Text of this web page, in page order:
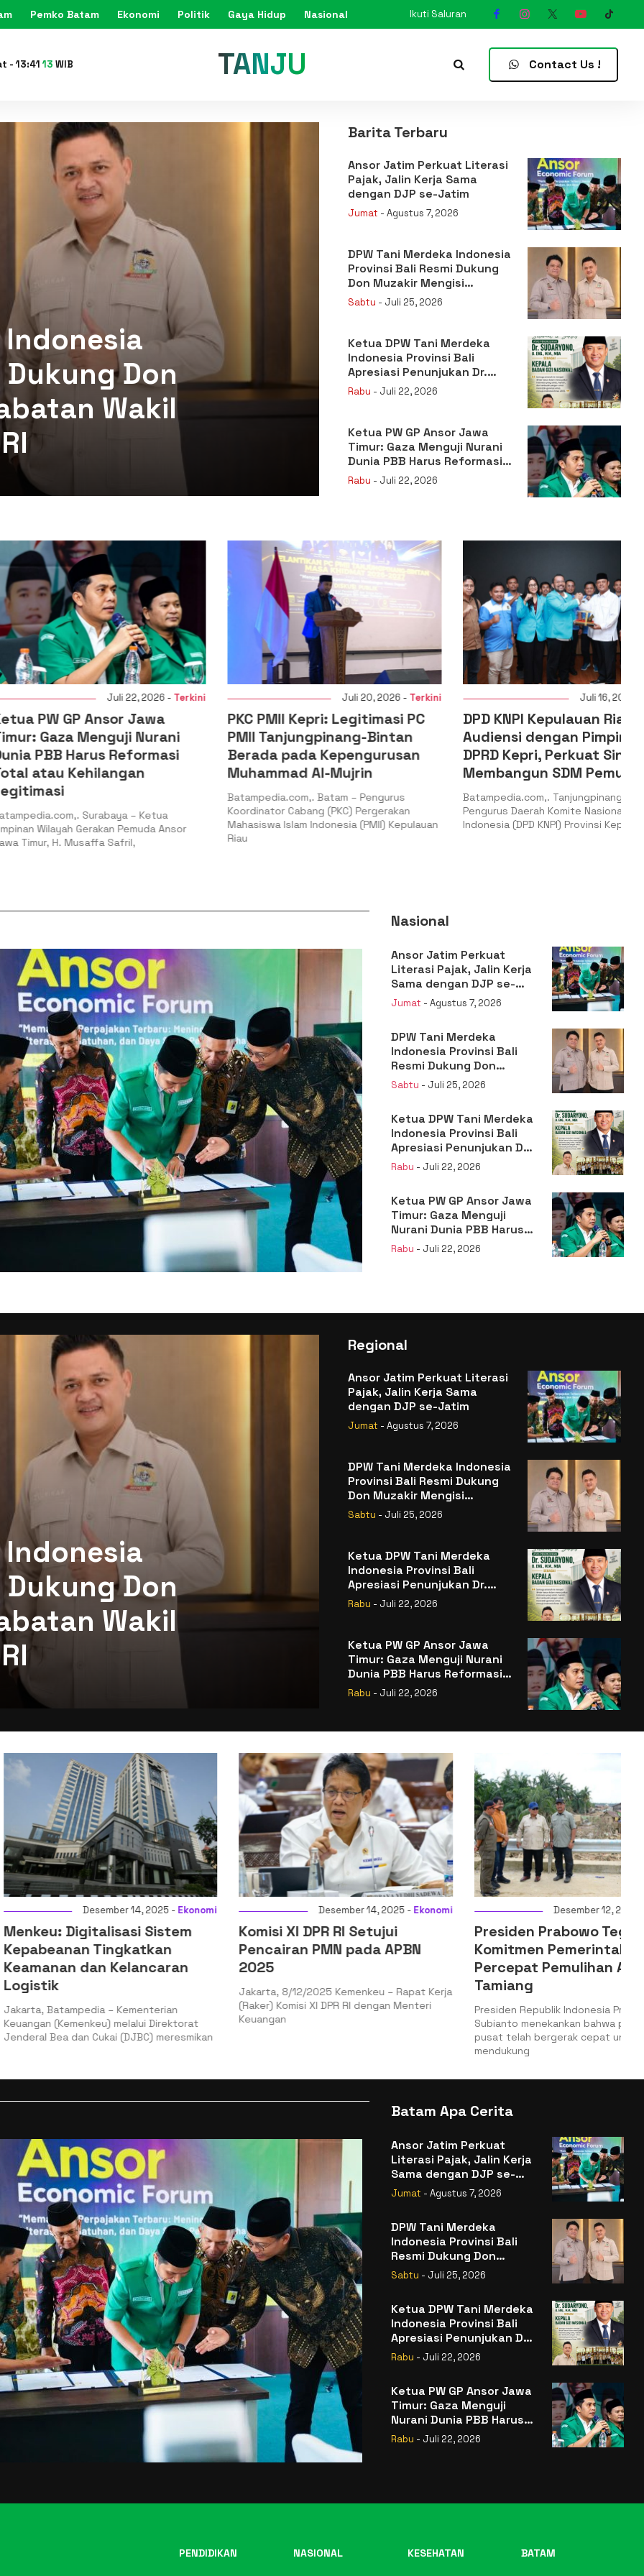
Pemko Batam Ekonomi Politik Gaya Hidup Nasional Ikuti Saluran
-13:41 15 WIB KARIMUN Contact Us !
Indonesia
Dukung Don
Wakil
Barita Terbaru
Ansor Jatim Perkuat Literasi
Pajak, Jalin Kerja Sama
dengan DJP se-Jatim
Jumat - Agustus 7, 2026
DPW Tani Merdeka Indonesia
Provinsi Bali Resmi Dukung
Don Muzakir Mengisi
Jabatan Wakil Menteri
Pertanian RI
Sabtu - Juli 25, 2026
Ketua DPW Tani Merdeka
Indonesia Provinsi Bali
Apresiasi Penunjukan Dr.
Sudaryono sebagai Kepala
Badan Gizi Nasional
Rabu - Juli 22, 2026
Ketua PW GP Ansor Jawa
Timur: Gaza Menguji Nurani
Dunia PBB Harus Reformasi
Total atau Kehilangan
Rabu - Juli 22, 2026
Juli 22, 2026 -Terkini
GP Ansor Jawa
Menguji Nurani
Harus Reformasi
Kehilangan
Surabaya – Ketua
Gerakan Pemuda Ansor
Musaffa Safril,
Juli 20, 2026 -Terkini
PKC PMII Kepri: Legitimasi PC
PMII Tanjungpinang-Bintan
Berada pada Kepengurusan
Muhammad Al-Mujrin
Batampedia.com,. Batam – Pengurus
Koordinator Cabang (PKC) Pergerakan
Mahasiswa Islam Indonesia (PMII) Kepulauan
Juli 16, 2026 -Terkini
DPD KNPI Kepulauan Riau
Audiensi dengan Pimpinan
DPRD Kepri, Perkuat Sinergi
Membangun SDM Pemuda
Batampedia.com,. Tanjungpinang – Dewan
Pengurus Daerah Komite Nasional Pemuda
Indonesia (DPD KNPI) Provinsi Kepulauan
Nasional
Ansor Jatim Perkuat
Literasi Pajak, Jalin Kerja
Sama dengan DJP se-
Jatim
Jumat - Agustus 7, 2026
DPW Tani Merdeka
Indonesia Provinsi Bali
Resmi Dukung Don
Muzakir Mengisi Jabatan
Wakil Menteri Pertanian
Sabtu - Juli 25, 2026
Ketua DPW Tani Merdeka
Indonesia Provinsi Bali
Apresiasi Penunjukan Dr.
Sudaryono sebagai
Kepala Badan Gizi
Rabu - Juli 22, 2026
Ketua PW GP Ansor Jawa
Timur: Gaza Menguji
Nurani Dunia PBB Harus
Reformasi Total atau
Kehilangan Legitimasi
Rabu - Juli 22, 2026
Indonesia
Dukung Don
Wakil
Regional
Ansor Jatim Perkuat Literasi
Pajak, Jalin Kerja Sama
dengan DJP se-Jatim
Jumat - Agustus 7, 2026
DPW Tani Merdeka Indonesia
Provinsi Bali Resmi Dukung
Don Muzakir Mengisi
Jabatan Wakil Menteri
Pertanian RI
Sabtu - Juli 25, 2026
Ketua DPW Tani Merdeka
Indonesia Provinsi Bali
Apresiasi Penunjukan Dr.
Sudaryono sebagai Kepala
Badan Gizi Nasional
Rabu - Juli 22, 2026
Ketua PW GP Ansor Jawa
Timur: Gaza Menguji Nurani
Dunia PBB Harus Reformasi
Total atau Kehilangan
Rabu - Juli 22, 2026
Desember 14, 2025 -Ekonomi
Sistem
Tingkatkan
dan Kelancaran
– Kementerian
melalui Direktorat
dan Cukai (DJBC) meresmikan
Desember 14, 2025 -Ekonomi
Komisi XI DPR RI Setujui
Pencairan PMN pada APBN
2025
Jakarta, 8/12/2025 Kemenkeu – Rapat Kerja
(Raker) Komisi XI DPR RI dengan Menteri
Keuangan
Desember 12, 2025 -Nasional
Presiden Prabowo Tegaskan
Komitmen Pemerintah
Percepat Pemulihan Aceh
Tamiang
Presiden Republik Indonesia Prabowo
Subianto menekankan bahwa pemerintah
pusat telah bergerak cepat untuk
Batam Apa Cerita
Ansor Jatim Perkuat
Literasi Pajak, Jalin Kerja
Sama dengan DJP se-
Jatim
Jumat - Agustus 7, 2026
DPW Tani Merdeka
Indonesia Provinsi Bali
Resmi Dukung Don
Muzakir Mengisi Jabatan
Wakil Menteri Pertanian
Sabtu - Juli 25, 2026
Ketua DPW Tani Merdeka
Indonesia Provinsi Bali
Apresiasi Penunjukan Dr.
Sudaryono sebagai
Kepala Badan Gizi
Rabu - Juli 22, 2026
Ketua PW GP Ansor Jawa
Timur: Gaza Menguji
Nurani Dunia PBB Harus
Reformasi Total atau
Kehilangan Legitimasi
Rabu - Juli 22, 2026
PENDIDIKAN NASIONAL KESEHATAN BATAM